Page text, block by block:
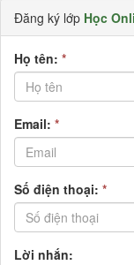
Đăng ký lớp Học
Họ tên: *
Email: *
Số điện thoại: *
Lời nhắn: